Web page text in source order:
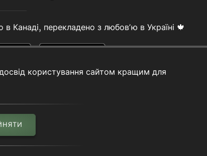
користування сайтом кращим для
в Канаді, перекладено з любовʼю в Україні 🍁